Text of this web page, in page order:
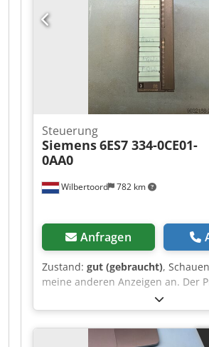
Wilbertoord 782 km
Steuerung
Siemens6ES7 334-0CE01-
0AA0
Anfragen
Zustand: gut (gebraucht),
meine anderen Anzeigen an. Der
verhandelbar. Dkjdpfx Aozr